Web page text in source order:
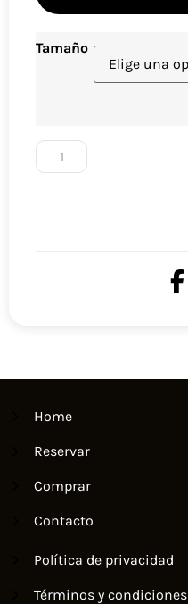
Tamaño
Home
Reservar
Comprar
Contacto
Política de privacidad
Términos y condiciones